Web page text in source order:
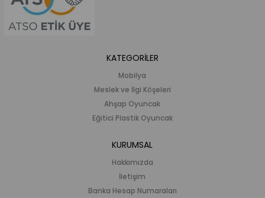
KATEGORİLER
Mobilya
Meslek ve İlgi Köşeleri
Ahşap Oyuncak
Eğitici Plastik Oyuncak
KURUMSAL
Hakkımızda
İletişim
Banka Hesap Numaraları